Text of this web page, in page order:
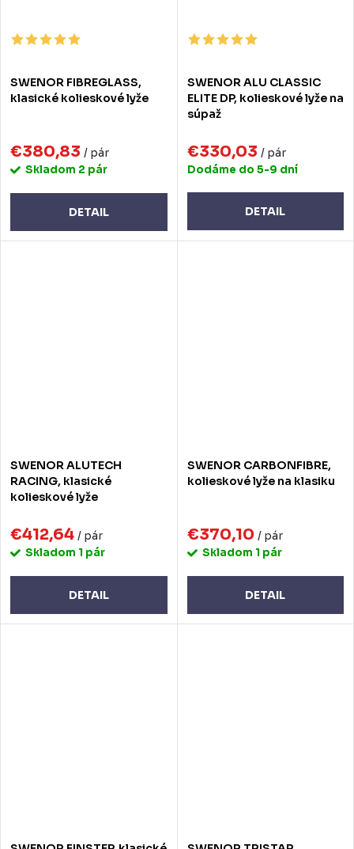
SWENOR FIBREGLASS,
klasické kolieskové lyže
€380,83 / pár
Skladom 2 pár
DETAIL
SWENOR ALU CLASSIC
ELITE DP, kolieskové lyže na
súpaž
€330,03 / pár
Dodáme do 5-9 dní
DETAIL
SWENOR ALUTECH
RACING, klasické
kolieskové lyže
€412,64 / pár
Skladom 1 pár
DETAIL
SWENOR CARBONFIBRE,
kolieskové lyže na klasiku
€370,10 / pár
Skladom 1 pár
DETAIL